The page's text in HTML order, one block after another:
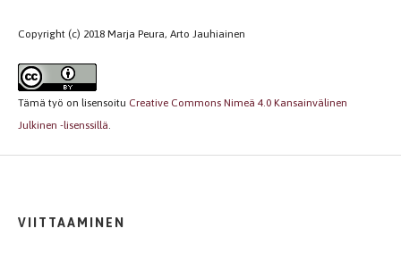
Copyright (c) 2018 Marja Peura, Arto Jauhiainen
Tämä työ on lisensoitu Creative Commons Nimeä 4.0 Kansainvälinen
Julkinen -lisenssillä
VIITTAAMINEN